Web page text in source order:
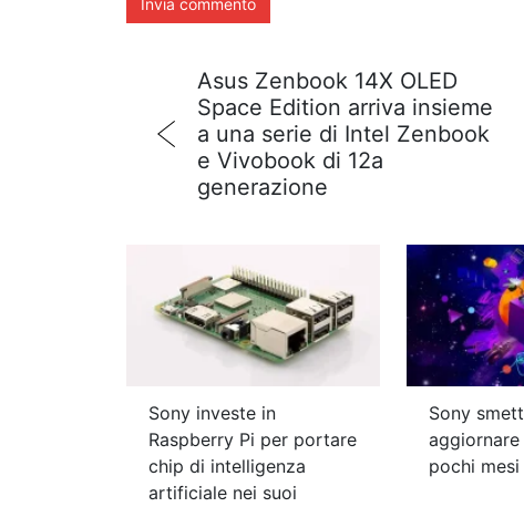
Asus Zenbook 14X OLED
Space Edition arriva insieme
a una serie di Intel Zenbook
e Vivobook di 12a
generazione
Sony investe in
Raspberry Pi per portare
chip di intelligenza
artificiale nei suoi
Sony
pochi mesi